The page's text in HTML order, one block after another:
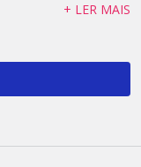
+ LER MAIS